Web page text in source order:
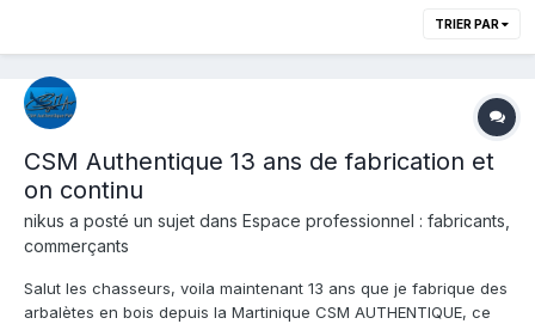
TRIER PAR
CSM Authentique 13 ans de fabrication et
on continu
nikus a posté un sujet dans Espace professionnel : fabricants,
commerçants
Salut les chasseurs, voila maintenant 13 ans que je fabrique des
arbalètes en bois depuis la Martinique CSM AUTHENTIQUE, ce